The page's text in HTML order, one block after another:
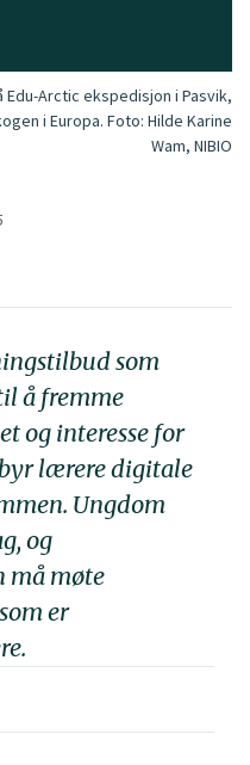
Arctic ekspedisjon i Pasvik,
i Europa. Foto: Hilde Karine
Wam, NIBIO
som
å fremme
og interesse for
lærere digitale
Ungdom
og
må møte
er